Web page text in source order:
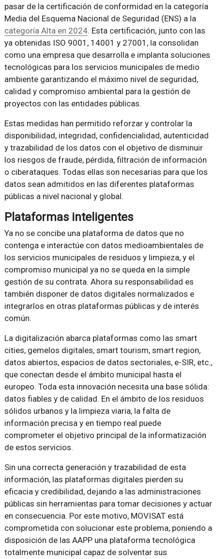
pasar de la certificación de conformidad en la categoría
Media del Esquema Nacional de Seguridad (ENS) a la
categoría Alta en 2024. Esta certificación, junto con las
ya obtenidas ISO 9001, 14001 y 27001, la consolidan
como una empresa que desarrolla e implanta soluciones
tecnológicas para los servicios municipales de medio
ambiente garantizando el máximo nivel de seguridad,
calidad y compromiso ambiental para la gestión de
proyectos con las entidades públicas.
Estas medidas han permitido reforzar y controlar la
disponibilidad, integridad, confidencialidad, autenticidad
y trazabilidad de los datos con el objetivo de disminuir
los riesgos de fraude, pérdida, filtración de información
o ciberataques. Todas ellas son necesarias para que los
datos sean admitidos en las diferentes plataformas
públicas a nivel nacional y global.
Plataformas inteligentes
Ya no se concibe una plataforma de datos que no
contenga e interactúe con datos medioambientales de
los servicios municipales de residuos y limpieza, y el
compromiso municipal ya no se queda en la simple
gestión de su contrata. Ahora su responsabilidad es
también disponer de datos digitales normalizados e
integrarlos en otras plataformas públicas y de interés
común.
La digitalización abarca plataformas como las smart
cities, gemelos digitales, smart tourism, smart region,
datos abiertos, espacios de datos sectoriales, e-SIR, etc.,
que conectan desde el ámbito municipal hasta el
europeo. Toda esta innovación necesita una base sólida:
datos fiables y de calidad. En el ámbito de los residuos
sólidos urbanos y la limpieza viaria, la falta de
información precisa y en tiempo real puede
comprometer el objetivo principal de la informatización
de estos servicios.
Sin una correcta generación y trazabilidad de esta
información, las plataformas digitales pierden su
eficacia y credibilidad, dejando a las administraciones
públicas sin herramientas para tomar decisiones y actuar
en consecuencia. Por este motivo, MOVISAT está
comprometida con solucionar este problema, poniendo a
disposición de las AAPP una plataforma tecnológica
totalmente municipal capaz de solventar sus